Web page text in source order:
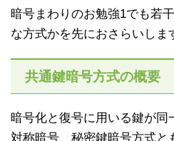
暗号まわりのお勉強1でも若
な方式かを先におさらいしま
共通鍵暗号方式の概要
暗号化と復号に用いる鍵が同
対称暗号、秘密鍵暗号方式と